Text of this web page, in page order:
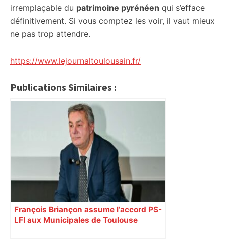
irremplaçable du patrimoine pyrénéen qui s’efface
définitivement. Si vous comptez les voir, il vaut mieux
ne pas trop attendre.
https://www.lejournaltoulousain.fr/
Publications Similaires :
François Briançon assume l’accord PS-
LFI aux Municipales de Toulouse